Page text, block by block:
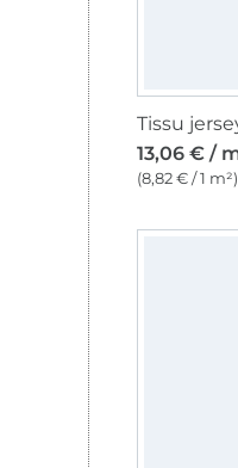
13,06 € /
(8,82 € / 1 m²)